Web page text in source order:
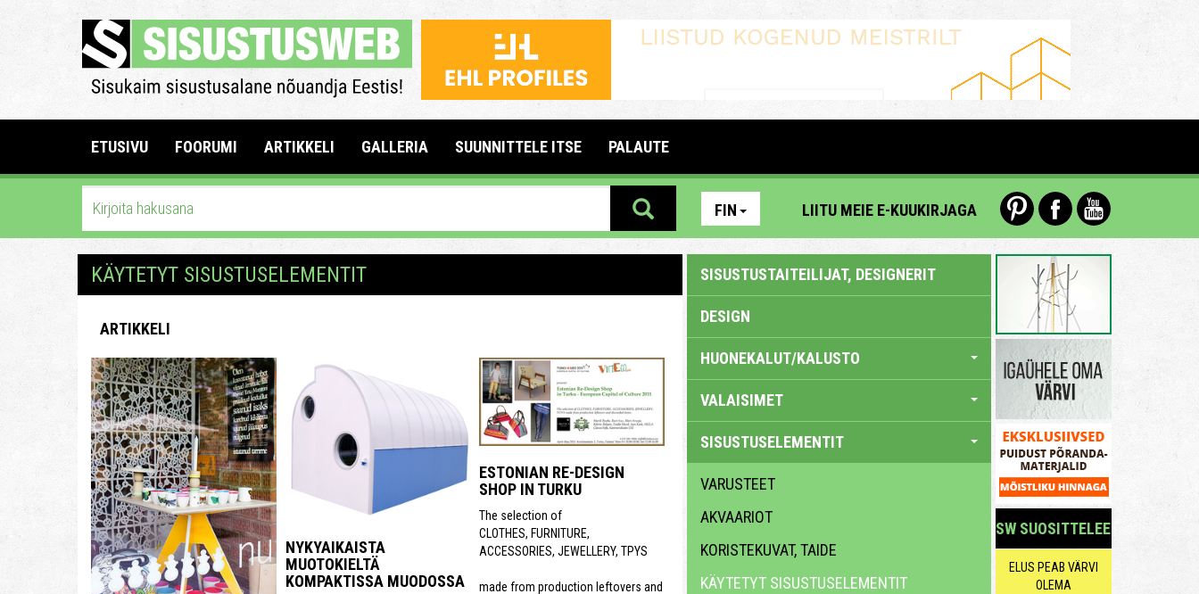
ETUSIVU FOORUMI ARTIKKELI GALLERIA SUUNNITTELE ITSE PALAUTE
FIN LIITU MEIE E-KUUKIRJAGA
KÄYTETYT SISUSTUSELEMENTIT
ARTIKKELI
NYKYAIKAISTA
MUOTOKIELTÄ
KOMPAKTISSA MUODOSSA
ESTONIAN RE-DESIGN
SHOP IN TURKU
The selection of
CLOTHES, FURNITURE,
ACCESSORIES, JEWELLERY, TPYS
made from production leftovers and
SISUSTUSTAITEILIJAT, DESIGNERIT
DESIGN
HUONEKALUT/KALUSTO
VALAISIMET
SISUSTUSELEMENTIT
VARUSTEET
AKVAARIOT
KORISTEKUVAT, TAIDE
KÄYTETYT SISUSTUSELEMENTIT
SW SUOSITTELEE
ELUS PEAB VÄRVI
OLEMA